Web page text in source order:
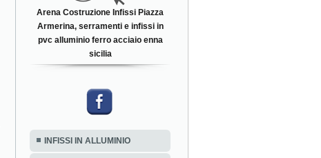
Arena Costruzione Infissi Piazza
Armerina, serramenti e infissi in
pvc alluminio ferro acciaio enna
sicilia
INFISSI IN ALLUMINIO